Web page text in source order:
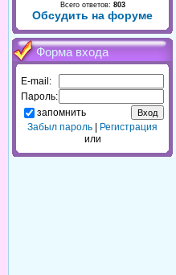
Всего ответов: 803
Обсудить на форуме
Форма входа
E-mail:
Пароль:
запомнить
Забыл пароль
Регистрация
или